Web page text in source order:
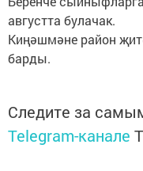
августта булачак.
Киңәшмәне район
барды.
Следите за
Telegram-канале